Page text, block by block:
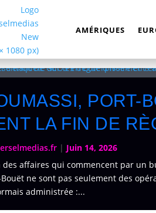
AMÉRIQUES
PORT-
LA FIN DE
| Juin 14, 2026
des affaires qui commencent par un
Bouët ne sont pas seulement des
administrée :...